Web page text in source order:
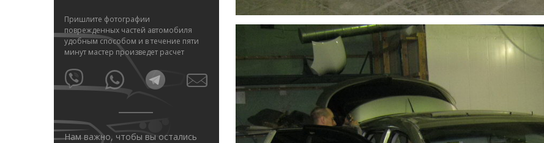
Пришлите фотографии
поврежденных частей автомобиля
удобным способом и в течение пяти
минут мастер произведет расчет
Нам важно, чтобы вы остались